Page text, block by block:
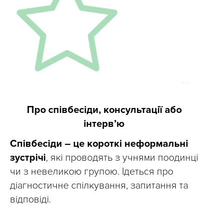
Про співбесіди, консультації або
інтерв’ю
Співбесіди – це короткі неформальні
зустрічі, які проводять з учнями поодинці
чи з невеликою групою. Ідеться про
діагностичне спілкування, запитання та
відповіді.